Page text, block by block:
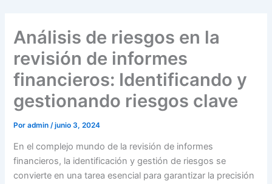
Análisis de riesgos en la
revisión de informes
financieros: Identificando y
gestionando riesgos clave
Poradmin /junio 3, 2024
En el complejo mundo de la revisión de informes
financieros, la identificación y gestión de riesgos se
convierte en una tarea esencial para garantizar la precisión